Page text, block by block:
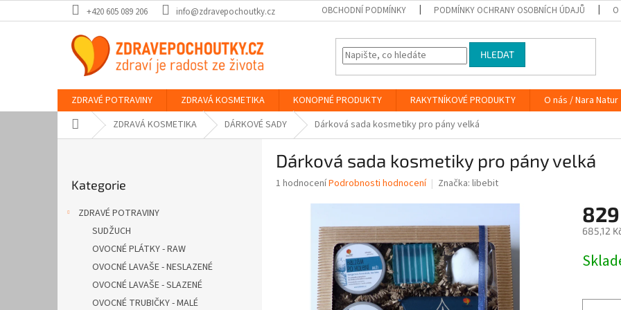
na
+420 605 089 206 info@zdravepochoutky.cz OBCHODNÍ PODMÍNKY PODMÍNKY OCHRANY OSOBNÍCH ÚDAJŮ O
HLEDAT
ZDRAVÉ POTRAVINY ZDRAVÁ KOSMETIKA KONOPNÉ PRODUKTY RAKYTNÍKOVÉ PRODUKTY O nás / Nara Natur
Domů ZDRAVÁ KOSMETIKA DÁRKOVÉ SADY Dárková sada kosmetiky pro pány velká
kategorie
Kategorie
ZDRAVÉ POTRAVINY
SUDŽUCH
OVOCNÉ PLÁTKY - RAW
OVOCNÉ LAVAŠE - NESLAZENÉ
OVOCNÉ LAVAŠE - SLAZENÉ
OVOCNÉ TRUBIČKY - MALÉ
Dárková sada kosmetiky pro pány velká
Průměrné
hvězdiček.
1 hodnoceníPodrobnosti hodnocení Značka: libebit
685,12
cena: